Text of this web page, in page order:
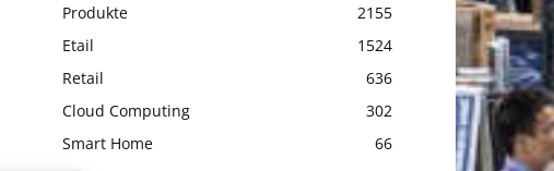
Produkte
2155
Etail
1524
Retail
636
Cloud Computing
302
Smart Home
66